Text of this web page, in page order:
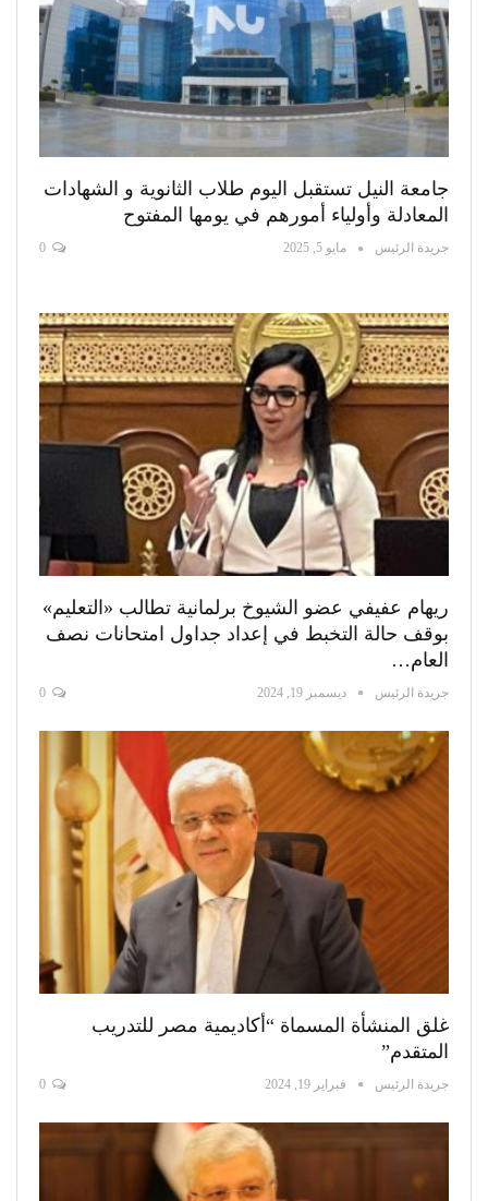
جامعة النيل تستقبل اليوم طلاب الثانوية و الشهادات
المعادلة وأولياء أمورهم في يومها المفتوح
جريدة الرئيس مايو 5, 2025
ريهام عفيفي عضو الشيوخ برلمانية تطالب «التعليم»
بوقف حالة التخبط في إعداد جداول امتحانات نصف
العام…
جريدة الرئيس ديسمبر 19, 2024
غلق المنشأة المسماة “أكاديمية مصر للتدريب
المتقدم”
جريدة الرئيس فبراير 19, 2024